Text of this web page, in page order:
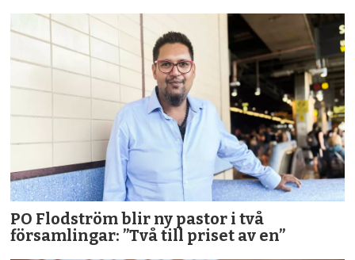
PO Flodström blir ny pastor i två
församlingar: ”Två till priset av en”